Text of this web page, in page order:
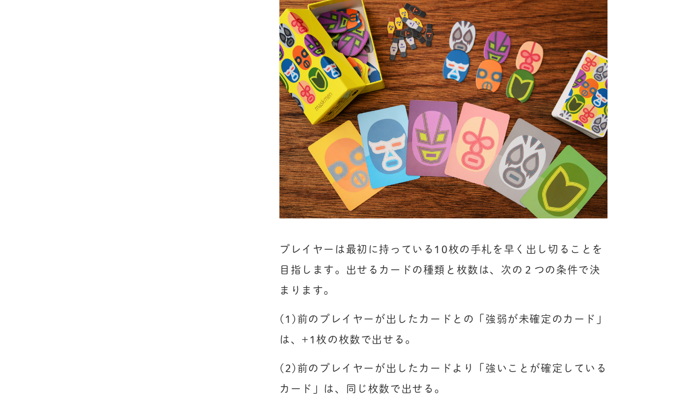
プレイヤーは最初に持っている10枚の手札を早く出し切ることを
目指します。出せるカードの種類と枚数は、次の２つの条件で決
まります。
(1)前のプレイヤーが出したカードとの「強弱が未確定のカード」
は、+1枚の枚数で出せる。
(2)前のプレイヤーが出したカードより「強いことが確定している
カード」は、同じ枚数で出せる。